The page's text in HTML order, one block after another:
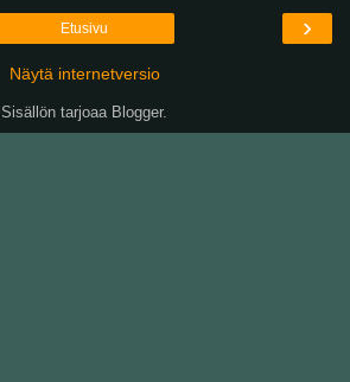
›
Etusivu
Näytä internetversio
Sisällön tarjoaa Blogger.